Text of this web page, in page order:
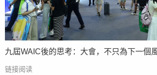
九屆WAIC後的思考：大會，不只為下一個
链接阅读